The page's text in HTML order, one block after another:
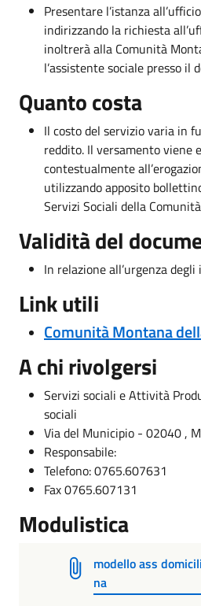
Presentare l’istanza
indirizzando la richiesta
inoltrerà alla Comunità
l’assistente sociale presso il
Quanto costa
Il costo del servizio varia in
reddito. Il versamento viene
contestualmente
utilizzando apposito
Servizi Sociali della
Validità del
In relazione all’urgenza
Link utili
Comunità Montana
A chi rivolgersi
Servizi sociali e Attività
sociali
Via del Municipio - 02040 ,
Responsabile:
Telefono: 0765.607631
Fax 0765.607131
Modulistica
modello ass
na